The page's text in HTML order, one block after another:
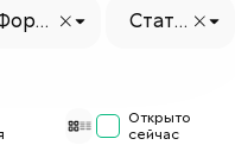
Стату
Открыто
сейчас